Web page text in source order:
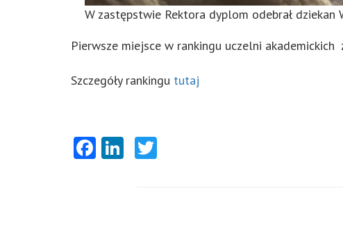
W zastępstwie Rektora dyplom odebrał dziekan
Pierwsze miejsce w rankingu uczelni
Szczegóły rankingu tutaj
Facebook
LinkedIn